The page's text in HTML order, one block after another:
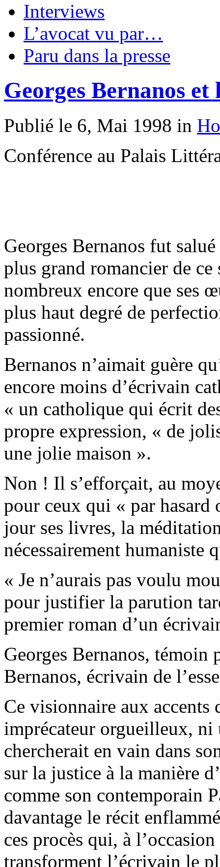
Interviews
L’avocat vu par…
Paru dans la presse
Georges Bernanos
Publié le 6, Mai 1998 in
Conférence au Palais
Georges Bernanos fut
plus grand romancier de
nombreux encore que ses
plus haut degré de
passionné.
Bernanos n’aimait guère
encore moins d’écrivain
« un catholique qui écrit
propre expression, « de
une jolie maison ».
Non ! Il s’efforçait, au
pour ceux qui « par
jour ses livres, la
nécessairement humaniste
« Je n’aurais pas voulu
pour justifier la parution
premier roman d’un
Georges Bernanos,
Bernanos, écrivain de
Ce visionnaire aux accents
imprécateur orgueilleux,
chercherait en vain dans
sur la justice à la manière
comme son contemporain
davantage le récit
ces procès qui, à
transforment l’écrivain le